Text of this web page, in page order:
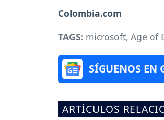
Colombia.com
TAGS: microsoft, Age of
SÍGUENOS EN
ARTÍCULOS